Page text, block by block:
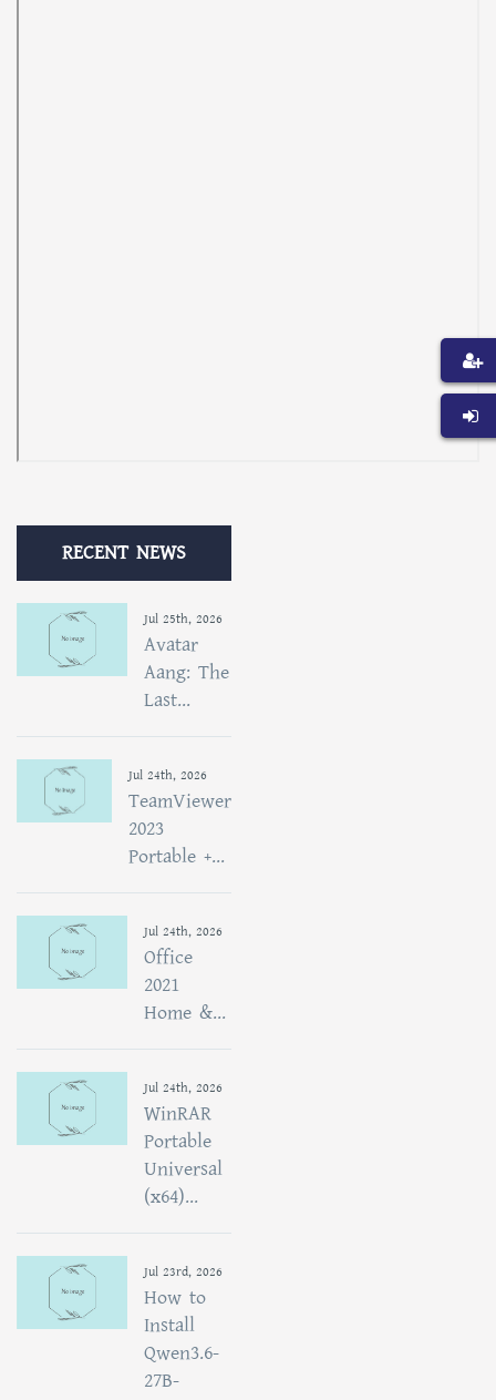
RECENT NEWS
Jul 25th, 2026
Avatar
Aang: The
Last...
Jul 24th, 2026
TeamViewer
2023
Portable +...
Jul 24th, 2026
Office
2021
Home &...
Jul 24th, 2026
WinRAR
Portable
Universal
(x64)...
Jul 23rd, 2026
How to
Install
Qwen3.6-
27B-